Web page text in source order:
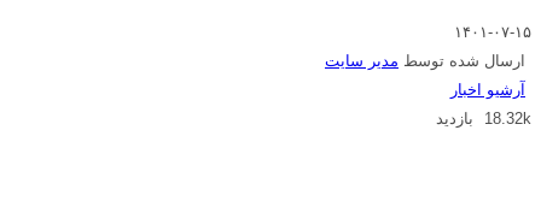
۱۴۰۱-۰۷-۱۵
ارسال شده توسط مدیر سایت
آرشیو اخبار
18.32k بازدید